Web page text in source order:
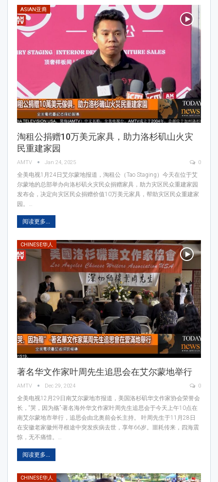
ASIAN亚裔
淘租公捐赠10万美元家具，助力洛杉矶山火灾
民重建家园
AMTV Jan 24, 2025 0
全美电视1月24日艾尔蒙地报道，淘租公（Tao Staging）今天在位于艾
尔蒙地的总部举办向洛杉矶火灾民众捐赠家具，助力灾区民众重建家园
发布会，决定向灾区民众捐赠价值10万美元家具，帮助灾区民众重建家
园。…
阅读更多...
CHINESE华人
著名华文作家叶周先生追思会在艾尔蒙地举行
AMTV Dec 29, 2024 0
全美电视12月29日南艾尔蒙地市报道，美国洛杉矶华文作家协会荣誉会
长，“哭，因为殇”-著名海外华文作家叶周先生追思会于今天上午10点在
南艾尔蒙地市举行，追思会由北奥前会长主持。 叶周先生于11月28日
在安徽老家徽州寻根途中突发疾病去世，享年66岁。噩耗传来，四海震
惊，无不痛惜。…
阅读更多...
CHINESE华人